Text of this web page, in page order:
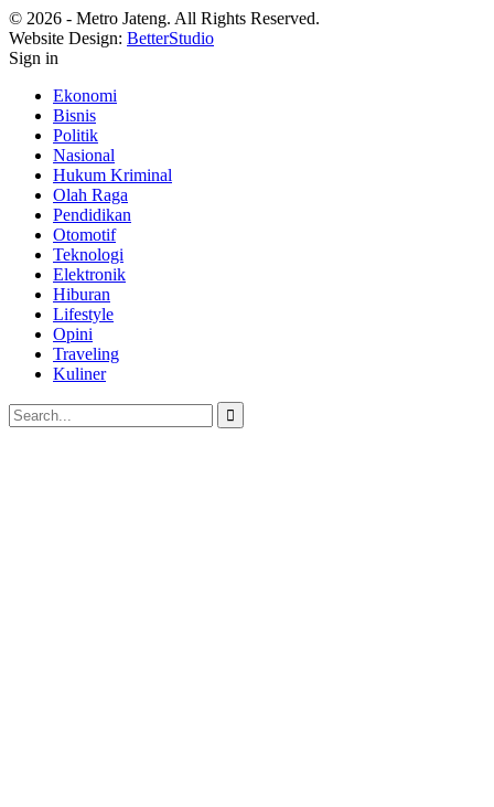
© 2026 - Metro Jateng. All Rights Reserved.
Website Design: BetterStudio
Sign in
Ekonomi
Bisnis
Politik
Nasional
Hukum Kriminal
Olah Raga
Pendidikan
Otomotif
Teknologi
Elektronik
Hiburan
Lifestyle
Opini
Traveling
Kuliner